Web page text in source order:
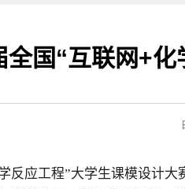
全国“互联网+
反应工程”大学生课模设计